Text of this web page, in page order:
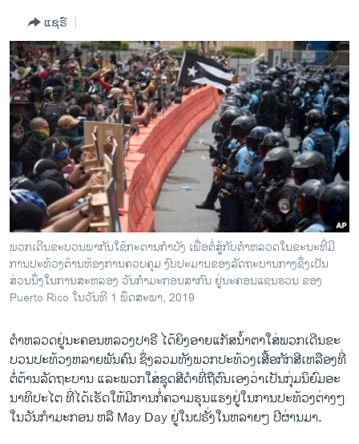
ອິດສະຫຼະພາບດ້ານການຂ່າວ
ຊີວິດຊາວລາວ
ຊຸມຊົນຊາວລາວ
ວິທະຍາສາດ-ເທັກໂນໂລຈີ
ທຸລະກິດ
ພາສາອັງກິດ
ວີດີໂອ
ສຽງ
ລາຍການກະຈາຍສຽງ
ພາສາຕ່າງໆ
ແຊຣ໌
ພວກ​ເດີນ​ຂະ​ບວນ​ພາ​ກັນ​ໃຊ້​ກະ​ດານ​ກຳ​ບັງ ເພື່ອຕໍ່​ສູ້​ກັບ​ຕຳ​ຫລວດ​ໃນ​ຂະ​ນະທີ່​ມີ​
ການ​ປະ​ທ້ວງຕ້ານ​ຫ້ອງ​ການ​ຄວບ​ຄຸມ ງົບ​ປະ​ມານ​ຂອງ​ລັດ​ຖະ​ບານ​ກາງຊຶ່ງ​ເປັນ​
ສ່ວນ​ນຶ່ງ​ໃນ​ການ​ສະ​ຫລອງ ວັນ​ກຳ​ມະ​ກອນສາ​ກົນ ຢູ່​ນະ​ຄອນແຊນຮວນ ຂອງ
Puerto Rico ໃນ​ວັນ​ທີ 1 ພຶດ​ສະ​ພາ, 2019
ຕຳ​ຫລວດ​ຢູ່​ນະ​ຄອນ​ຫລວງ​ປາ​ຣີ ໄດ້​ຍິງ​ອາຍ​ແກັ​ສ​ນ້ຳ​ຕາໃສ່​ພວກ​ເດີນ​ຂະ​
ບວນ​ປະ​ທ້ວງ​ຫລາຍ​ພັນ​ຄົນ ຊຶ່ງ​ລວມ​ທັງ​ພວກ​ປະ​ທ້​ວງ​ເສື້ອ​ກັກ​ສີ​ເຫລືອງ​ທີ່​
ຕໍ່ຕ້ານ​ລັດ​ຖະ​ບານ ແລະພວກ​ໃສ່​ຊຸດ​ສີ​ດຳ​ທີ່​ຖື​ຕົນ​ເອງວ່າເປັນ​ກຸ່ມ​ນິ​ຍົມ​ອະ​
ນາ​ທິ​ປະ​ໄຕ ທີ່​ໄດ້ເຮັດ​ໃຫ້​ມີ​ການກໍ່​ຄວາມ​ຮຸນ​ແຮງ​ຢູ່​ໃນ​ການ​ປະ​ທ້ວງ​ຕ່າງໆ​
ໃນ​ວັນ​ກຳ​ມະ​ກອນ ຫລື May Day ຢູ່​ໃນ​ຝ​ຣັ່ງ​ໃນ​ຫລາຍໆ​ ປີ​ຜ່ານ​ມາ.